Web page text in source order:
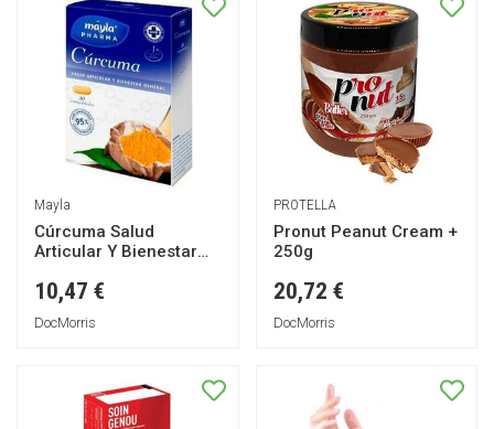
Mayla
Cúrcuma Salud
Articular Y Bienestar
10,47 €
DocMorris
PROTELLA
Pronut Peanut Cream +
250g
20,72 €
DocMorris